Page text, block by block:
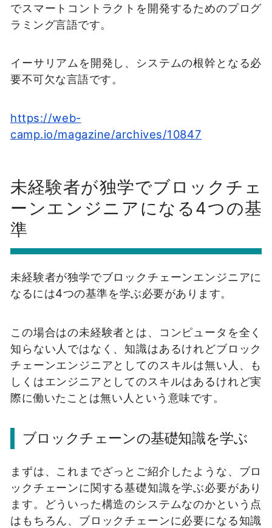
でスマートコントラクトを開発するためのプログ
ラミング言語です。
イーサリアムを開発し、システムの根幹となる必
要不可欠な言語です。
https://web-
camp.io/magazine/archives/10847
未経験者が独学でブロックチェ
ーンエンジニアになる4つの基
準
未経験者が独学でブロックチェーンエンジニアに
なるには4つの基準を学ぶ必要があります。
この場合はの未経験者とは、コンピュータを全く
知らない人ではなく、知識はあるけれどブロック
チェーンエンジニアとしてのスキルは無い人、も
しくはエンジニアとしてのスキルはあるけれど実
際に働いたことは無い人という意味です。
ブロックチェーンの基礎知識を学ぶ
まずは、これまでざっとご紹介したような、ブロ
ックチェーンに関する基礎知識を学ぶ必要があり
ます。
どういった構造のシステムなのかという点
はもちろん、ブロックチェーンに必要になる知識